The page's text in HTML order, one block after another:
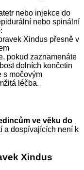
nebo injekce do
nebo spinální
Xindus přesně v
pokud zaznamenáte
dolních končetin
s močovým
léčba.
ve věku do
a dospívajících není k
Xindus